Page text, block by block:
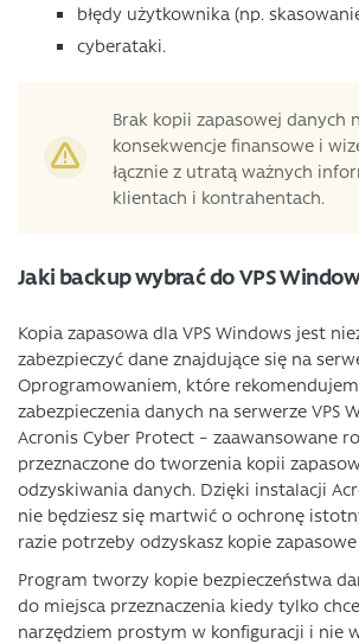
błędy użytkownika (np.
cyberataki.
Brak kopii zapasowej danych
konsekwencje finansowe i
łącznie z utratą ważnych
klientach i kontrahentach.
Jaki backup wybrać do VPS
Kopia zapasowa dla VPS Windows jest
zabezpieczyć dane znajdujące się na
Oprogramowaniem, które
zabezpieczenia danych na serwerze VPS
Acronis Cyber Protect – zaawansowane
przeznaczone do tworzenia kopii
odzyskiwania danych. Dzięki instalacji
nie będziesz się martwić o ochronę
razie potrzeby odzyskasz kopie
Program tworzy kopie bezpieczeństwa
do miejsca przeznaczenia kiedy tylko
narzędziem prostym w konfiguracji i nie